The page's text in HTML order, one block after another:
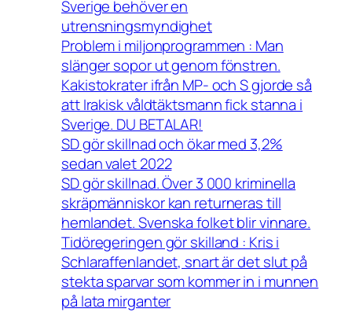
Sverige behöver en
utrensningsmyndighet
Problem i miljonprogrammen : Man
slänger sopor ut genom fönstren.
Kakistokrater ifrån MP- och S gjorde så
att Irakisk våldtäktsmann fick stanna i
Sverige. DU BETALAR!
SD gör skillnad och ökar med 3,2%
sedan valet 2022
SD gör skillnad. Över 3 000 kriminella
skräpmänniskor kan returneras till
hemlandet. Svenska folket blir vinnare.
Tidöregeringen gör skilland : Kris i
Schlaraffenlandet, snart är det slut på
stekta sparvar som kommer in i munnen
på lata mirganter